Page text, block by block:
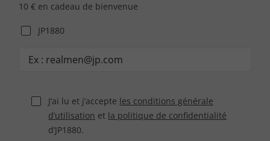
10 € en cadeau de bienvenue
JP1880
J’ai lu et j’accepte les conditions générale
d’utilisation et la politique de confidentialité
d’JP1880.